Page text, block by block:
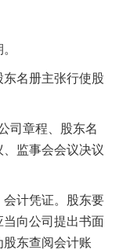
名册主张行使股
章程、股东名
监事会会议决议
计凭证。股东要
向公司提出书面
东查阅会计账